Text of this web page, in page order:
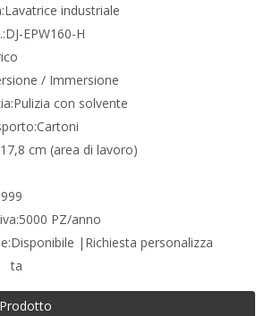
Lavatrice industriale
DJ-EPW160-H
/ Immersione
Pulizia con solvente
Cartoni
cm (area di lavoro)
5000 PZ/anno
Disponibile |Richiesta personalizza
ta